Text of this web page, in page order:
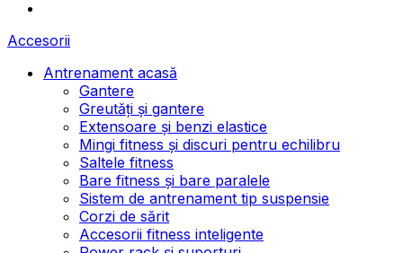
Accesorii
Antrenament acasă
Gantere
Greutăți și gantere
Extensoare și benzi elastice
Mingi fitness și discuri pentru echilibru
Saltele fitness
Bare fitness și bare paralele
Sistem de antrenament tip suspensie
Corzi de sărit
Accesorii fitness inteligente